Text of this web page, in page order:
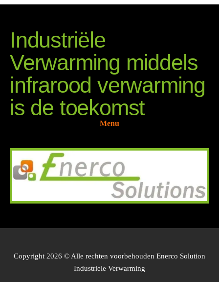
Industriële
Verwarming middels
infrarood verwarming
is de toekomst
Menu
Copyright 2026 © Alle rechten voorbehouden Enerco Solution
Industriele Verwarming